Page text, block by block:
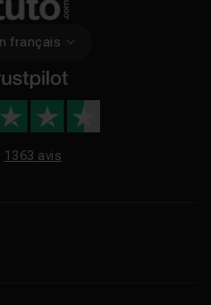
français
1363 avis